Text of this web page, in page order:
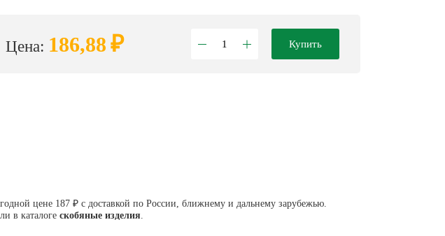
Цена: 186,88 ₽ Купить
цене 187 ₽ с доставкой по России, ближнему и дальнему зарубежью.
в каталоге скобяные изделия.